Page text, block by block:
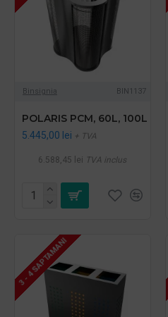
Binsignia BIN1137
POLARIS PCM, 60L, 100L
5.445,00 lei + TVA
6.588,45 lei TVA inclus
3 - 4 SAPTAMANI